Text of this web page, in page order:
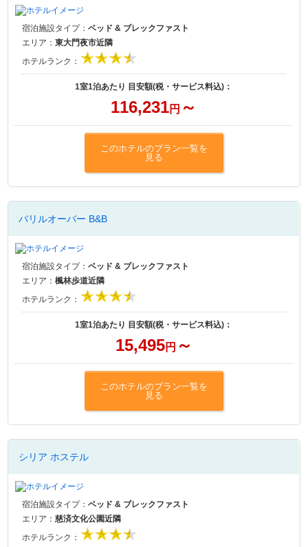
宿泊施設タイプ：ベッド & ブレックファスト
エリア：東大門夜市近隣
ホテルランク：
1室1泊あたり 目安額(税・サービス料込)：
116,231円 ～
このホテルのプラン一覧を
見る
バリルオーバー B&B
宿泊施設タイプ：ベッド & ブレックファスト
エリア：楓林歩道近隣
ホテルランク：
1室1泊あたり 目安額(税・サービス料込)：
15,495円 ～
このホテルのプラン一覧を
見る
シリア ホステル
宿泊施設タイプ：ベッド & ブレックファスト
エリア：慈済文化公園近隣
ホテルランク：